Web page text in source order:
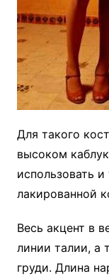
Для такого
высоком
использовать
лакированной
Весь акцент в
линии талии, а
груди. Длина